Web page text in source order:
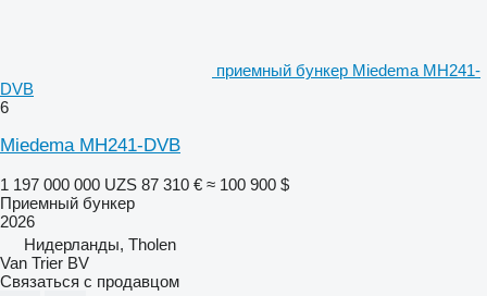
приемный бункер Miedema MH241-
DVB
6
Miedema MH241-DVB
1 197 000 000 UZS 87 310 € ≈ 100 900 $
Приемный бункер
2026
Нидерланды, Tholen
Van Trier BV
Связаться с продавцом